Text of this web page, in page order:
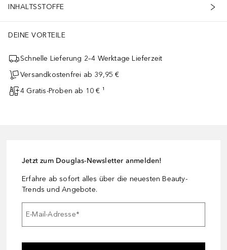
INHALTSSTOFFE
DEINE VORTEILE
Schnelle Lieferung 2–4 Werktage Lieferzeit
Versandkostenfrei ab 39,95 €
4 Gratis-Proben ab 10 € ¹
Jetzt zum Douglas-Newsletter anmelden!
Erfahre ab sofort alles über die neuesten Beauty-
Trends und Angebote.
E-Mail-Adresse*